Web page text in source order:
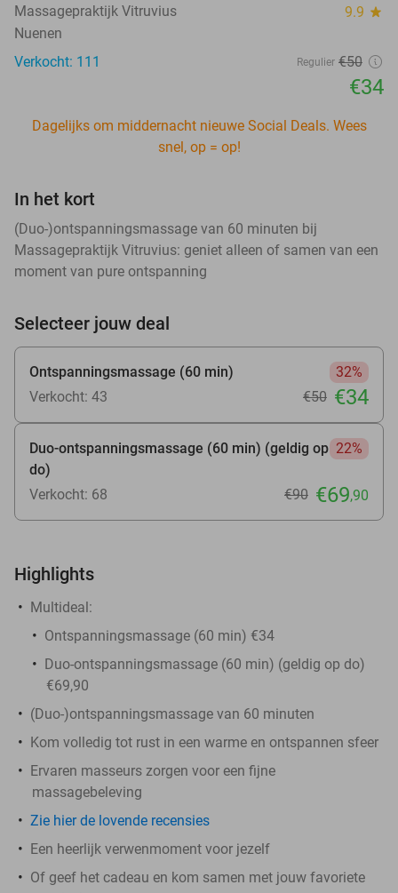
Massagepraktijk Vitruvius 9.9 star
Nuenen
Verkocht: 111
Regulier €50
€34
Dagelijks om middernacht nieuwe Social Deals. Wees
snel, op = op!
In het kort
(Duo-)ontspanningsmassage van 60 minuten bij
Massagepraktijk Vitruvius: geniet alleen of samen van een
moment van pure ontspanning
Selecteer jouw deal
Ontspanningsmassage (60 min)
32%
Verkocht: 43
€50 €34
Duo-ontspanningsmassage (60 min) (geldig op
do)
22%
Verkocht: 68 €90 €69,90
Highlights
Multideal:
Ontspanningsmassage (60 min) €34
Duo-ontspanningsmassage (60 min) (geldig op do)
€69,90
(Duo-)ontspanningsmassage van 60 minuten
Kom volledig tot rust in een warme en ontspannen sfeer
Ervaren masseurs zorgen voor een fijne
massagebeleving
Zie hier de lovende recensies
Een heerlijk verwenmoment voor jezelf
Of geef het cadeau en kom samen met jouw favoriete